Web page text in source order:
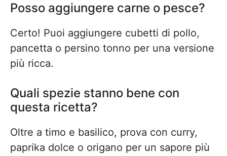
Posso aggiungere carne o pesce?
Certo! Puoi aggiungere cubetti di pollo,
pancetta o persino tonno per una versione
più ricca.
Quali spezie stanno bene con
questa ricetta?
Oltre a timo e basilico, prova con curry,
paprika dolce o origano per un sapore più